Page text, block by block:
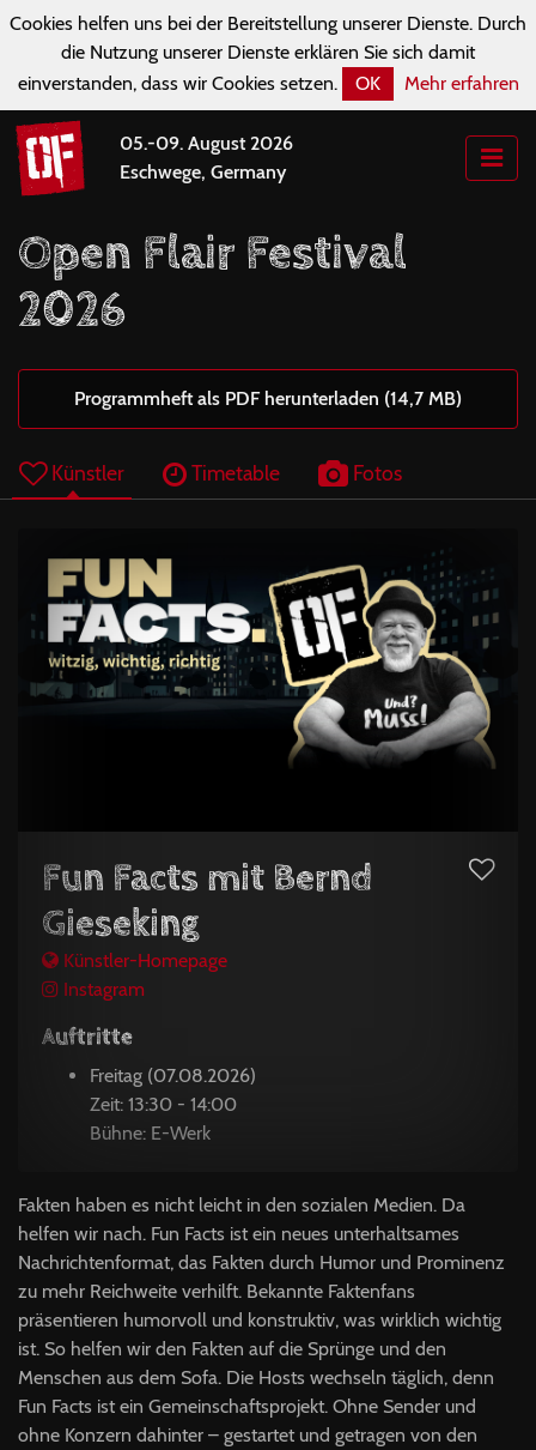
Cookies helfen uns bei der Bereitstellung unserer Dienste. Durch
die Nutzung unserer Dienste erklären Sie sich damit
einverstanden, dass wir Cookies setzen.
OK Mehr erfahren
05.-09. August 2026
Eschwege, Germany
Open Flair Festival
2026
Programmheft als PDF herunterladen (14,7 MB)
Künstler Timetable Fotos
Fun Facts mit Bernd
Gieseking
Künstler-Homepage
Instagram
Auftritte
Freitag (07.08.2026)
Zeit: 13:30 - 14:00
Bühne: E-Werk
Fakten haben es nicht leicht in den sozialen Medien. Da
helfen wir nach. Fun Facts ist ein neues unterhaltsames
Nachrichtenformat, das Fakten durch Humor und Prominenz
zu mehr Reichweite verhilft. Bekannte Faktenfans
präsentieren humorvoll und konstruktiv, was wirklich wichtig
ist. So helfen wir den Fakten auf die Sprünge und den
Menschen aus dem Sofa. Die Hosts wechseln täglich, denn
Fun Facts ist ein Gemeinschaftsprojekt. Ohne Sender und
ohne Konzern dahinter – gestartet und getragen von den